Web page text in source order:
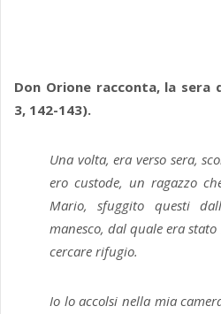
Don Orione racconta, la sera
3, 142-143).
Una volta, era verso sera,
ero custode, un ragazzo
Mario, sfuggito questi
manesco, dal quale era
cercare rifugio.
Io lo accolsi nella mia